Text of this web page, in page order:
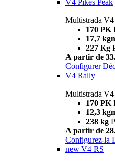
Multistrada V4
170 PK
17,7
227 Kg
A partir de
Configurer
V4 Rally
Multistrada
170 PK
12,3
238 kg
A partir de
Configurez-la
new V4 RS